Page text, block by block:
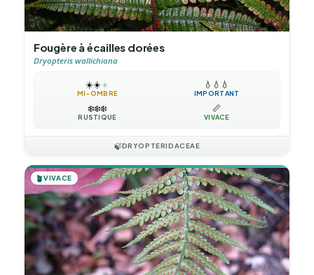
Fougère à écailles dorées
Dryopteris wallichiana
☀️☀️☀️
MI-OMBRE
💧 💧 💧
IMPORTANT
❄️❄️❄️
RUSTIQUE
📏
VIVACE
🍃DRYOPTERIDACEAE
🪴VIVACE